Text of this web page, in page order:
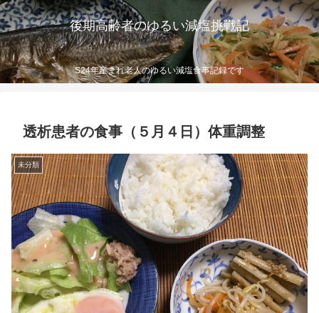
後期高齢者のゆるい減塩挑戦記
S24年産まれ老人のゆるい減塩食事記録です
透析患者の食事（５月４日）体重調整
未分類